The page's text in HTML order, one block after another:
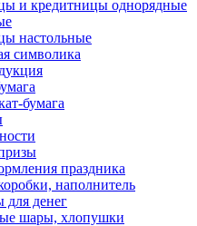
и кредитницы однорядные
настольные
символика
бумага
праздника
наполнитель
для денег
шары, хлопушки